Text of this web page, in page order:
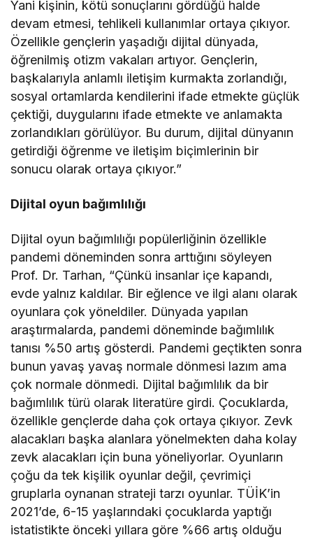
Yani kişinin, kötü sonuçlarını gördüğü halde
devam etmesi, tehlikeli kullanımlar ortaya çıkıyor.
Özellikle gençlerin yaşadığı dijital dünyada,
öğrenilmiş otizm vakaları artıyor. Gençlerin,
başkalarıyla anlamlı iletişim kurmakta zorlandığı,
sosyal ortamlarda kendilerini ifade etmekte güçlük
çektiği, duygularını ifade etmekte ve anlamakta
zorlandıkları görülüyor. Bu durum, dijital dünyanın
getirdiği öğrenme ve iletişim biçimlerinin bir
sonucu olarak ortaya çıkıyor.”
Dijital oyun bağımlılığı
Dijital oyun bağımlılığı popülerliğinin özellikle
pandemi döneminden sonra arttığını söyleyen
Prof. Dr. Tarhan, “Çünkü insanlar içe kapandı,
evde yalnız kaldılar. Bir eğlence ve ilgi alanı olarak
oyunlara çok yöneldiler. Dünyada yapılan
araştırmalarda, pandemi döneminde bağımlılık
tanısı %50 artış gösterdi. Pandemi geçtikten sonra
bunun yavaş yavaş normale dönmesi lazım ama
çok normale dönmedi. Dijital bağımlılık da bir
bağımlılık türü olarak literatüre girdi. Çocuklarda,
özellikle gençlerde daha çok ortaya çıkıyor. Zevk
alacakları başka alanlara yönelmekten daha kolay
zevk alacakları için buna yöneliyorlar. Oyunların
çoğu da tek kişilik oyunlar değil, çevrimiçi
gruplarla oynanan strateji tarzı oyunlar. TÜİK’in
2021’de, 6-15 yaşlarındaki çocuklarda yaptığı
istatistikte önceki yıllara göre %66 artış olduğu